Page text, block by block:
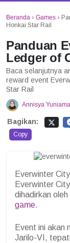
Beranda › Games ›
Honkai Star Rail
Panduan
Ledger of
Baca selanjutnya
reward event
Star Rail
Annisya
Bagikan:
Copy
Everwinter
Everwinter
dihadirkan oleh
game.
Event ini akan
Jarilo-VI,